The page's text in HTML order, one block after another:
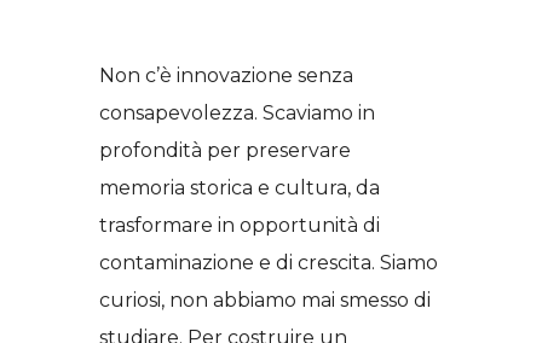
Non c’è innovazione senza
consapevolezza. Scaviamo in
profondità per preservare
memoria storica e cultura, da
trasformare in opportunità di
contaminazione e di crescita. Siamo
curiosi, non abbiamo mai smesso di
studiare. Per costruire un